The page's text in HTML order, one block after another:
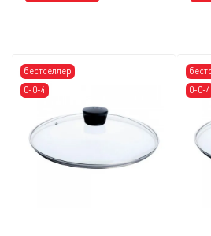
бестселлер
0-0-4
0-0-4